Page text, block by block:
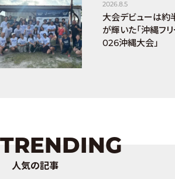
2026.8.5
大会デビューは約
が輝いた「沖縄フ
026沖縄大会」
TRENDING
人気の記事